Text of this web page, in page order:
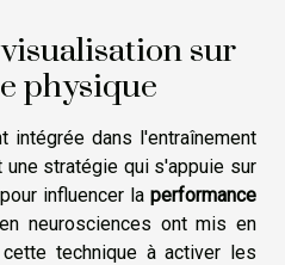
sur
physique
intégrée dans l'entraînement
stratégie qui s'appuie sur
influencer la performance
neurosciences ont mis en
technique à activer les